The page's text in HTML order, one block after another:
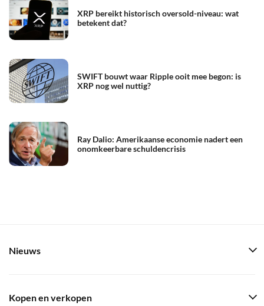
XRP bereikt historisch oversold-niveau: wat
betekent dat?
SWIFT bouwt waar Ripple ooit mee begon: is
XRP nog wel nuttig?
Ray Dalio: Amerikaanse economie nadert een
onomkeerbare schuldencrisis
Nieuws
Kopen en verkopen